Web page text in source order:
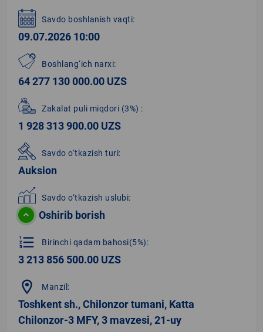
Savdo boshlanish vaqti:
09.07.2026 10:00
Boshlang‘ich narxi:
64 277 130 000.00 UZS
Zakalat puli miqdori (3%) :
1 928 313 900.00 UZS
Savdo o‘tkazish turi:
Auksion
Savdo o‘tkazish uslubi:
Oshirib borish
format_list_numbered Birinchi qadam bahosi(5%):
3 213 856 500.00 UZS
location_on Manzil:
Toshkent sh., Chilonzor tumani, Katta
Chilonzor-3 MFY, 3 mavzesi, 21-uy